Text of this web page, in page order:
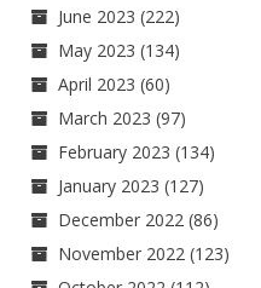
June 2023 (222)
May 2023 (134)
April 2023 (60)
March 2023 (97)
February 2023 (134)
January 2023 (127)
December 2022(86)
November 2022(123)